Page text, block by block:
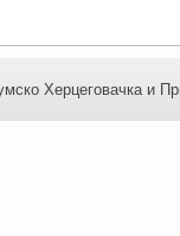
Херцеговачка и